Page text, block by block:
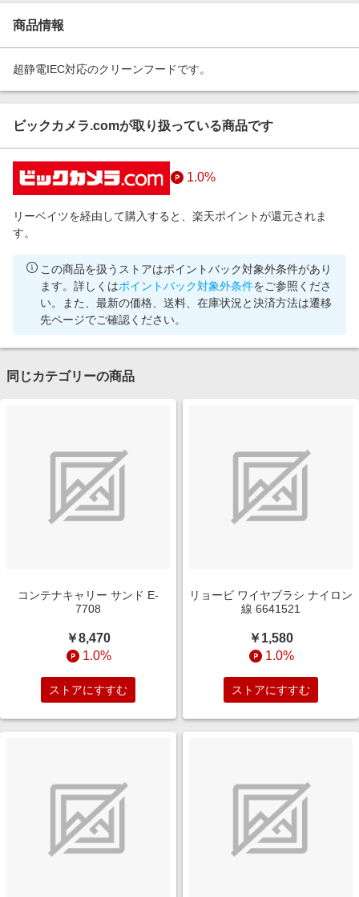
金融・マネー・保険
デジタルコンテンツ
ビジネス・その他サービス
とことん買い物チャレンジ
Apple公式サイト×楽天カード分割払い
Qoo10メガポ
商品情報
超静電IEC対応のクリーンフードです。
ビックカメラ.comが取り扱っている商品です
1.0%
リーベイツを経由して購入すると、楽天ポイントが還元されま
す。
この商品を扱うストアはポイントバック対象外条件があり
ます。詳しくはポイントバック対象外条件をご参照くださ
い。また、最新の価格、送料、在庫状況と決済方法は遷移
先ページでご確認ください。
同じカテゴリーの商品
コンテナキャリー サンド E-
7708
￥8,470
1.0%
ストアにすすむ
リョービ ワイヤブラシ ナイロン
線 6641521
￥1,580
1.0%
ストアにすすむ